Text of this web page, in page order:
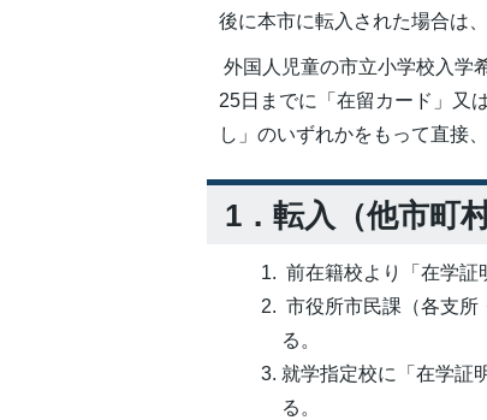
後に本市に転入された場合は
外国人児童の市立小学校入学
25日までに「在留カード」又
し」のいずれかをもって直接
1．転入（他市町
前在籍校より「在学証
市役所市民課（各支所
る。
就学指定校に「在学証
る。